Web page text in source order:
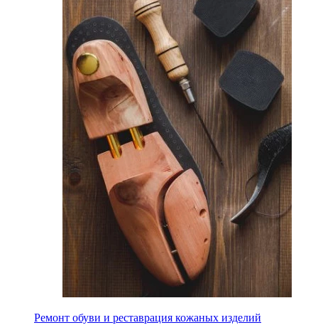
Ремонт обуви и реставрация кожаных изделий